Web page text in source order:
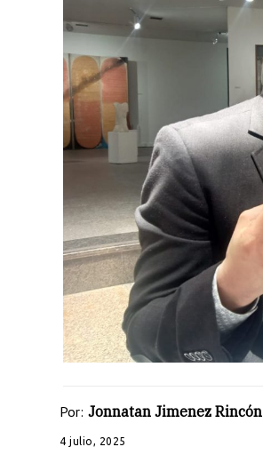
Por: Jonnatan Jimenez Rincón
4 julio, 2025